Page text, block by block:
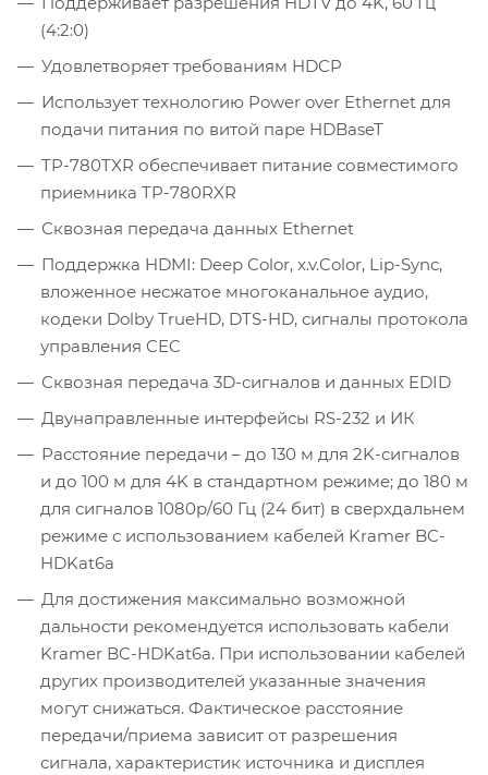
(4:2:0)
Удовлетворяет требованиям HDCP
Использует технологию Power over Ethernet для
подачи питания по витой паре HDBaseT
TP-780TXR обеспечивает питание совместимого
приемника TP-780RXR
Сквозная передача данных Ethernet
Поддержка HDMI: Deep Color, x.v.Color, Lip-Sync,
вложенное несжатое многоканальное аудио,
кодеки Dolby TrueHD, DTS-HD, сигналы протокола
управления CEC
Сквозная передача 3D-сигналов и данных EDID
Двунаправленные интерфейсы RS-232 и ИК
Расстояние передачи – до 130 м для 2K-сигналов
и до 100 м для 4K в стандартном режиме; до 180 м
для сигналов 1080p/60 Гц (24 бит) в сверхдальнем
режиме с использованием кабелей Kramer BC-
HDKat6a
Для достижения максимально возможной
дальности рекомендуется использовать кабели
Kramer BC-HDKat6a. При использовании кабелей
других производителей указанные значения
могут снижаться. Фактическое расстояние
передачи/приема зависит от разрешения
сигнала, характеристик источника и дисплея